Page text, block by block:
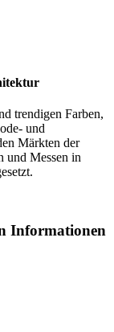
trendigen Farben,
und
Märkten der
und Messen in
Informationen